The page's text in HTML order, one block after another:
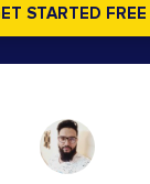
STARTED FREE